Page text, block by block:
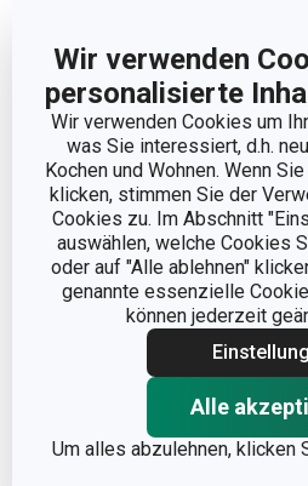
Wir verwenden
personalisierte
Wir verwenden Cookies um
was Sie interessiert, d.h.
Kochen und Wohnen. Wenn
klicken, stimmen Sie der
Cookies zu. Im Abschnitt
auswählen, welche Cookies
oder auf "Alle ablehnen"
genannte essenzielle
können jederzeit
Alle
Um alles abzulehnen, klicken
Tragbarer Grill für
Picknick oder den
Der PARTY TIME Powergrill ist
Edelstahl und langlebigem,
Metall gefertigt und wir geben
Garantie darauf.
Hersteller: TESCOMA s. r. o., U